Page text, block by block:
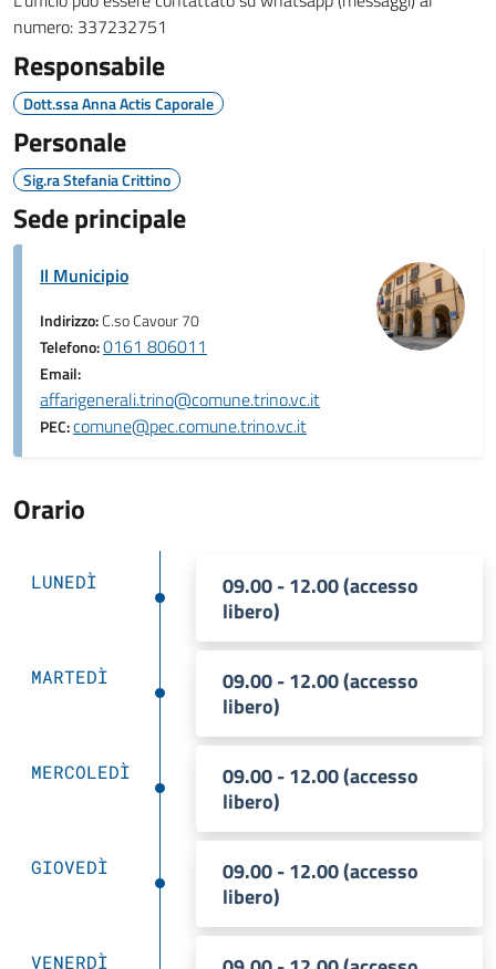
numero: 337232751
Responsabile
Dott.ssa Anna Actis Caporale
Personale
Sig.ra Stefania Crittino
Sede principale
Il Municipio
Indirizzo:C.so Cavour 70
Telefono:0161 806011
Email:
affarigenerali.trino@comune.trino.vc.it
PEC:comune@pec.comune.trino.vc.it
Orario
LUNEDÌ
09.00 - 12.00 (accesso
libero)
MARTEDÌ
09.00 - 12.00 (accesso
libero)
MERCOLEDÌ
09.00 - 12.00 (accesso
libero)
GIOVEDÌ
09.00 - 12.00 (accesso
libero)
VENERDÌ